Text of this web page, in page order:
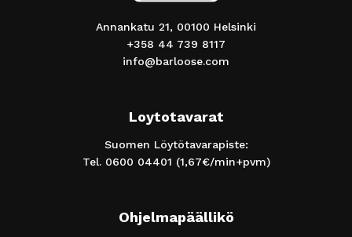
Annankatu 21, 00100 Helsinki
+358 44 739 8117
info@barloose.com
Loytotavarat
Suomen Löytötavarapiste:
Tel. 0600 04401 (1,67€/min+pvm)
Ohjelmapäällikö